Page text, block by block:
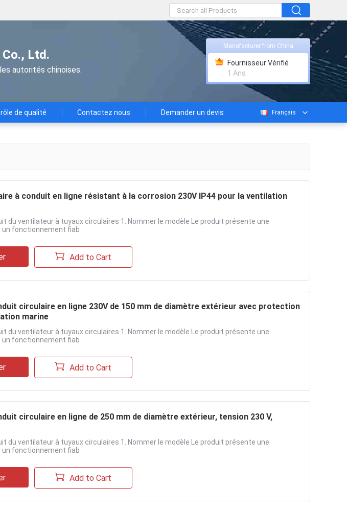
Ltd.
autorités chinoises.
Manufacturer from China
Fournisseur Vérifié
1 Ans
de qualité Contactez nous Demander un devis Français
à conduit en ligne résistant à la corrosion 230V IP44 pour la ventilation
du ventilateur à tuyaux circulaires 1. Nommer le modèle Le produit présente une
fonctionnement fiab
Add to Cart
circulaire en ligne 230V de 150 mm de diamètre extérieur avec protection
marine
du ventilateur à tuyaux circulaires 1. Nommer le modèle Le produit présente une
fonctionnement fiab
Add to Cart
circulaire en ligne de 250 mm de diamètre extérieur, tension 230 V,
du ventilateur à tuyaux circulaires 1. Nommer le modèle Le produit présente une
fonctionnement fiab
Add to Cart